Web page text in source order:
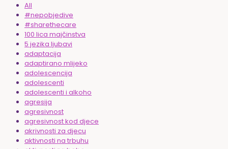
All
#nepobjedive
#sharethecare
100 lica majčinstva
5 jezika ljubavi
adaptacija
adaptirano mlijeko
adolescencija
adolescenti
adolescenti i alkoho
agresija
agresivnost
agresivnost kod djece
akrivnosti za djecu
aktivnosti na trbuhu